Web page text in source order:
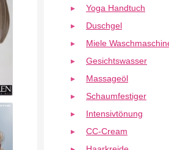
Yoga Handtuch
Duschgel
Miele
Gesichtswasser
Massageöl
Schaumfestiger
Intensivtönung
CC-Cream